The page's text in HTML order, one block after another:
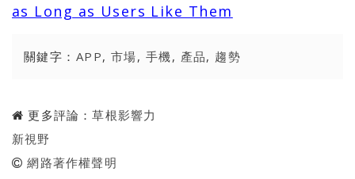
as Long as Users Like Them
關鍵字： APP, 市場, 手機, 產品, 趨勢
更多評論：草根影響力
新視野
網路著作權聲明